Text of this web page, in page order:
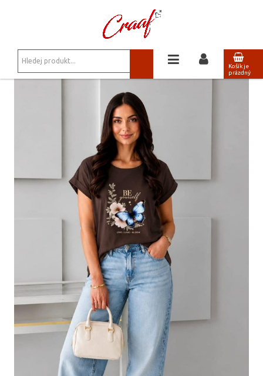
Košík je
prázdný
/ TRIKA, MIKINY
TRIČKO OFF PINK S POTISKEM - BUTTERFLY